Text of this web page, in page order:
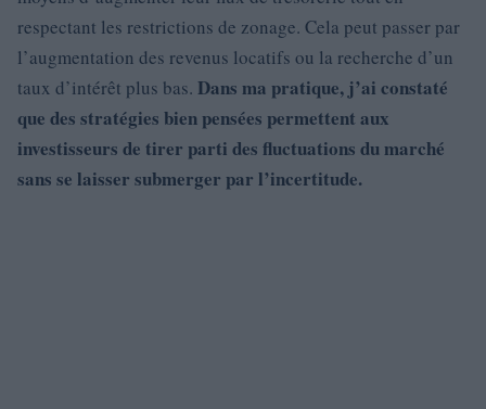
respectant les restrictions de zonage. Cela peut passer par
l’augmentation des revenus locatifs ou la recherche d’un
taux d’intérêt plus bas. Dans ma pratique, j’ai constaté
que des stratégies bien pensées permettent aux
investisseurs de tirer parti des fluctuations du marché
sans se laisser submerger par l’incertitude.